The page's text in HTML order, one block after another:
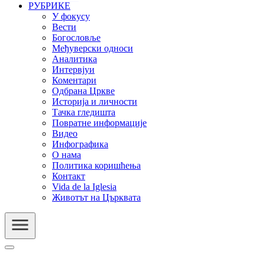
РУБРИКЕ
У фокусу
Вести
Богословље
Међуверски односи
Аналитика
Интервјуи
Коментари
Одбрана Цркве
Историја и личности
Тачка гледишта
Повратне информације
Видео
Инфографика
О нама
Политика коришћења
Контакт
Vida de la Iglesia
Животът на Църквата